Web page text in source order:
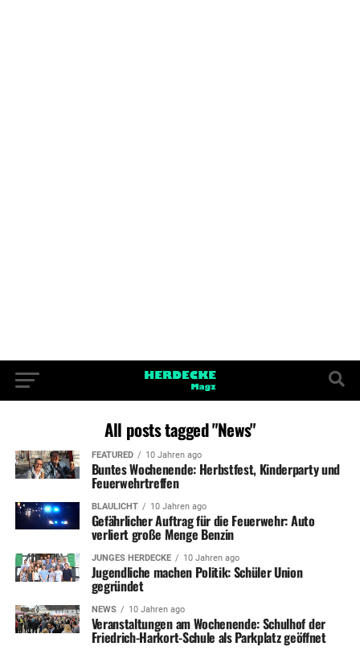
All posts tagged "News"
FEATURED 10 Jahren ago
Buntes Wochenende: Herbstfest, Kinderparty und
Feuerwehrtreffen
BLAULICHT 10 Jahren ago
Gefährlicher Auftrag für die Feuerwehr: Auto
verliert große Menge Benzin
JUNGES HERDECKE 10 Jahren ago
Jugendliche machen Politik: Schüler Union
gegründet
NEWS 10 Jahren ago
Veranstaltungen am Wochenende: Schulhof der
Friedrich-Harkort-Schule als Parkplatz geöffnet